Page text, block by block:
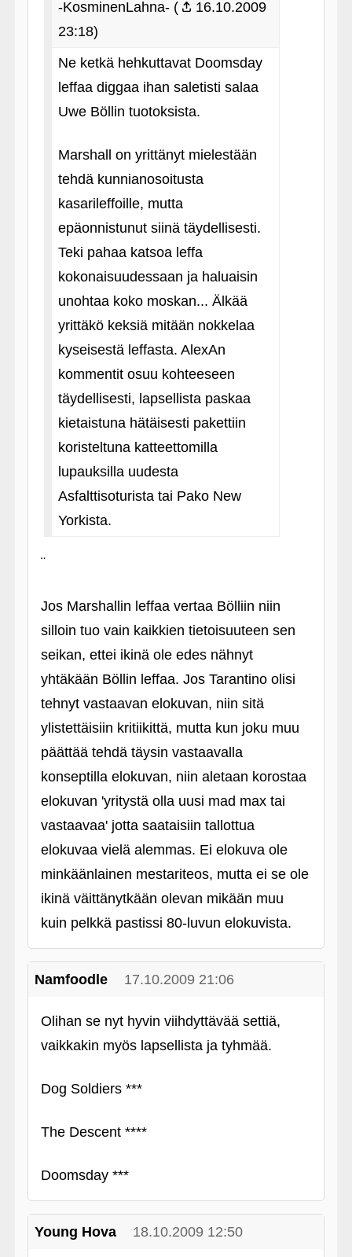
-KosminenLahna- (
16.10.2009
23:18)
Ne ketkä hehkuttavat Doomsday
leffaa diggaa ihan saletisti salaa
Uwe Böllin tuotoksista.
Marshall on yrittänyt mielestään
tehdä kunnianosoitusta
kasarileffoille, mutta
epäonnistunut siinä täydellisesti.
Teki pahaa katsoa leffa
kokonaisuudessaan ja haluaisin
unohtaa koko moskan... Älkää
yrittäkö keksiä mitään nokkelaa
kyseisestä leffasta. AlexAn
kommentit osuu kohteeseen
täydellisesti, lapsellista paskaa
kietaistuna hätäisesti pakettiin
koristeltuna katteettomilla
lupauksilla uudesta
Asfalttisoturista tai Pako New
Yorkista.
¨
Jos Marshallin leffaa vertaa Bölliin niin
silloin tuo vain kaikkien tietoisuuteen sen
seikan, ettei ikinä ole edes nähnyt
yhtäkään Böllin leffaa. Jos Tarantino olisi
tehnyt vastaavan elokuvan, niin sitä
ylistettäisiin kritiikittä, mutta kun joku muu
päättää tehdä täysin vastaavalla
konseptilla elokuvan, niin aletaan korostaa
elokuvan 'yritystä olla uusi mad max tai
vastaavaa' jotta saataisiin tallottua
elokuvaa vielä alemmas. Ei elokuva ole
minkäänlainen mestariteos, mutta ei se ole
ikinä väittänytkään olevan mikään muu
kuin pelkkä pastissi 80-luvun elokuvista.
Namfoodle 17.10.2009 21:06
Olihan se nyt hyvin viihdyttävää settiä,
vaikkakin myös lapsellista ja tyhmää.
Dog Soldiers ***
The Descent ****
Doomsday ***
Young Hova 18.10.2009 12:50